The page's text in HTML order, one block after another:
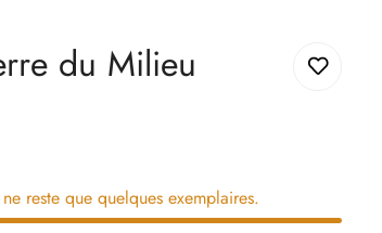
du Milieu
reste que quelques exemplaires.